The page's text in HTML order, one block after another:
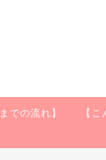
での流れ】 【